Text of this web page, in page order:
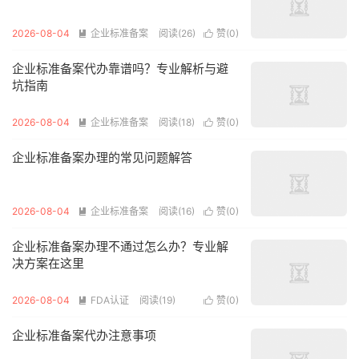
 赞(0)
2026-08-04  企业标准备案 阅读(26)
企业标准备案代办靠谱吗？专业解析与避
坑指南
 赞(0)
2026-08-04  企业标准备案 阅读(18)
企业标准备案办理的常见问题解答
 赞(0)
2026-08-04  企业标准备案 阅读(16)
企业标准备案办理不通过怎么办？专业解
决方案在这里
 赞(0)
2026-08-04  FDA认证 阅读(19)
企业标准备案代办注意事项